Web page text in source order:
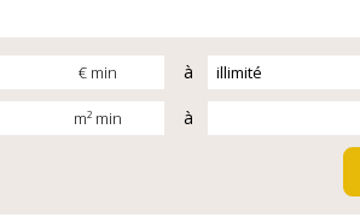
€ min à
m² min à